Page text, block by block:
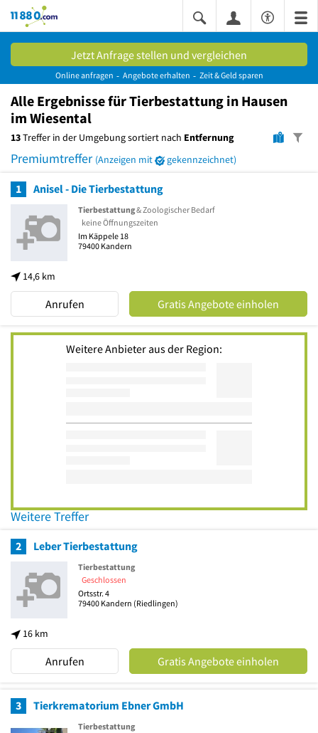
11880.com
Jetzt Anfrage stellen und vergleichen
Online anfragen Angebote erhalten Zeit & Geld sparen
Alle Ergebnissefür Tierbestattung in Hausen
im Wiesental
13Treffer in der Umgebung sortiert nach Entfernung
Premiumtreffer (Anzeigen mit gekennzeichnet)
1 Anisel - Die Tierbestattung
14,6 km
Tierbestattung& Zoologischer Bedarf
keine Öffnungszeiten
Im Käppele 18
79400 Kandern
Anrufen Gratis Angebote einholen
Weitere Anbieter aus der Region:
Weitere Treffer
2 Leber Tierbestattung
16 km
Tierbestattung
Geschlossen
Ortsstr. 4
79400 Kandern (Riedlingen)
Anrufen Gratis Angebote einholen
3 Tierkrematorium Ebner GmbH
Tierbestattung